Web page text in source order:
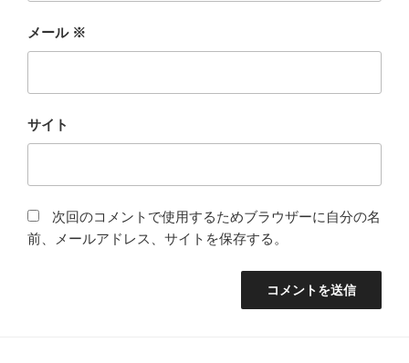
メール ※
サイト
次回のコメントで使用するためブラウザーに自分の名
前、メールアドレス、サイトを保存する。